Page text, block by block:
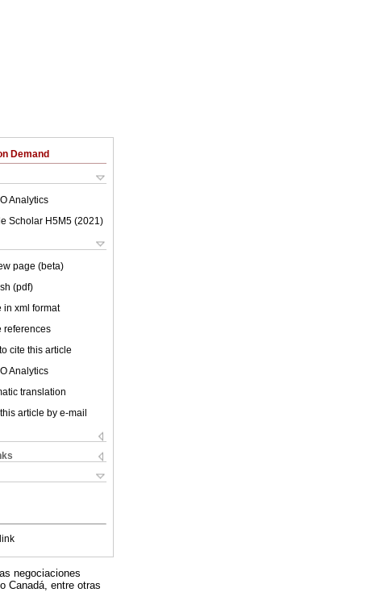
Demand
Analytics
Scholar H5M5 (2021 )
page (beta)
(pdf)
in xml format
references
cite this article
Analytics
translation
article by e-mail
negociaciones
Canadá, entre otras